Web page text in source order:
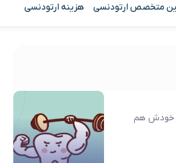
متخصص ارتودنسی
هزینه ارتودنسی
و خودش هم